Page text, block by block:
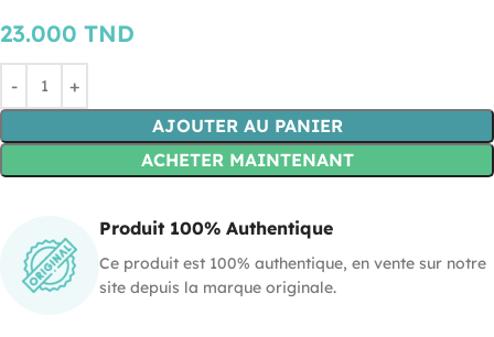
23.000 TND
AJOUTER AU PANIER
ACHETER MAINTENANT
Produit 100% Authentique
Ce produit est 100% authentique, en vente sur notre
site depuis la marque originale.